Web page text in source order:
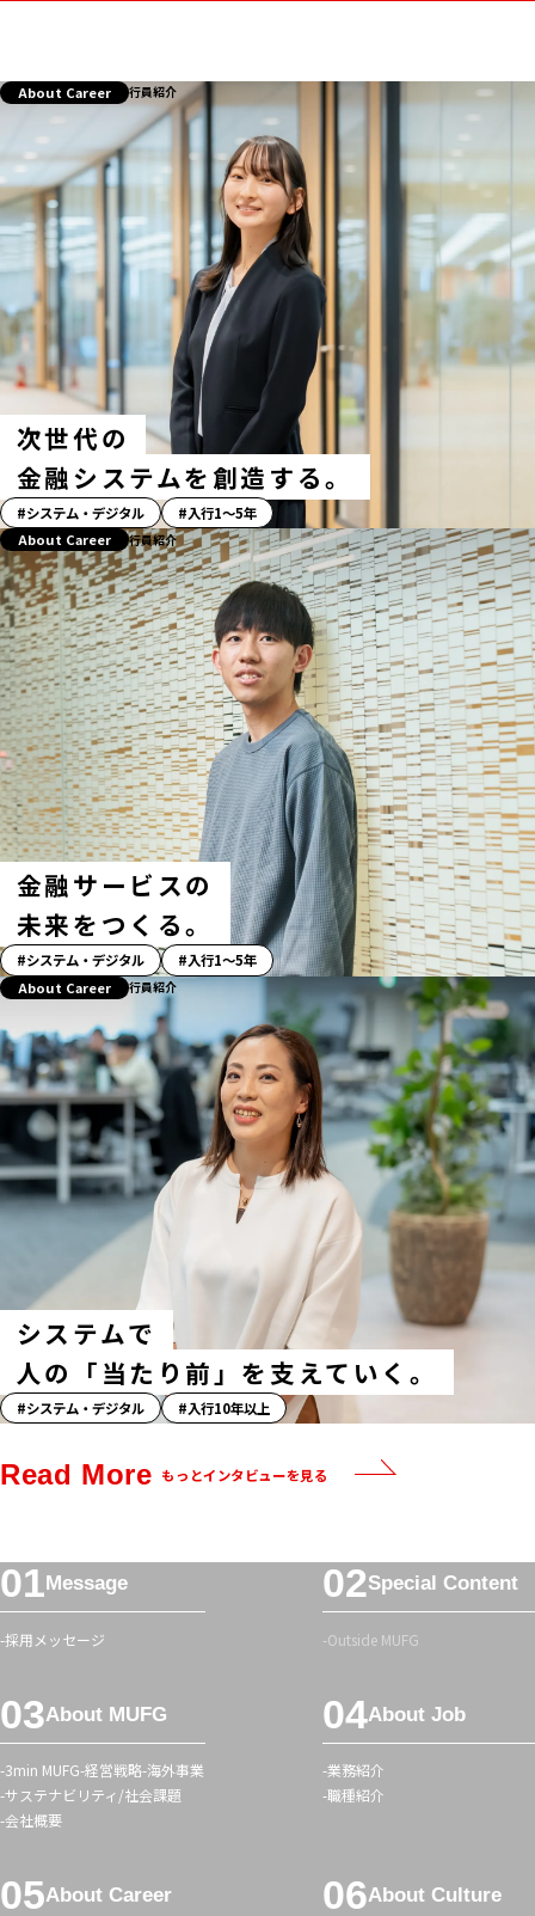
次世代の
金融システムを創造する。
About Career 行員紹介
「ス
ト
ー
リ
ー」
ハ
ッ
シ
ュ
タ
グ
システム・デジタル 入行1〜5年
金融サービスの
未来をつくる。
About Career 行員紹介
「ス
ト
リ
ー」
ハ
シ
ュ
タ
システム・デジタル 入行1〜5年
システムで
人の「当たり前」を支えていく。
About Career 行員紹介
「ス
ー
ッ
シ
ュ
システム・デジタル 入行10年以上
Read More もっとインタビューを見る
フ
ッ
タ
ニ
ュ
ー
Message
採用メッセージ
Special Content
Outside MUFG
About MUFG
3min MUFG 経営戦略 海外事業
サステナビリティ/社会課題
会社概要
About Job
業務紹介
職種紹介
About Career About Culture